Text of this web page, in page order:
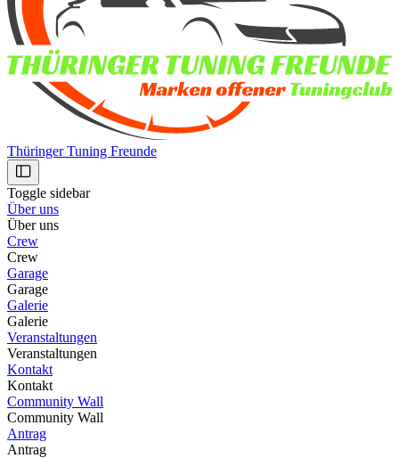
Thüringer Tuning Freunde
Toggle sidebar
Über uns
Über uns
Crew
Crew
Garage
Garage
Galerie
Galerie
Veranstaltungen
Veranstaltungen
Kontakt
Kontakt
Community Wall
Community Wall
Antrag
Antrag